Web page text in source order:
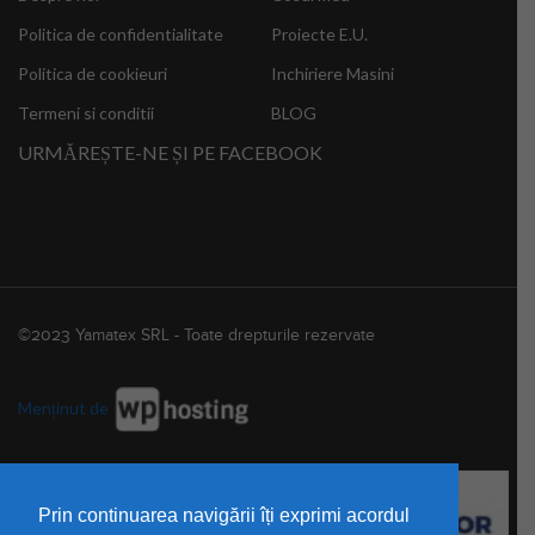
Politica de confidentialitate
Politica de cookieuri
Termeni si conditii
Proiecte E.U.
Inchiriere Masini
BLOG
URMĂREȘTE-NE ȘI PE FACEBOOK
©2023 Yamatex SRL - Toate drepturile rezervate
Menținut de
Prin continuarea navigării îți exprimi acordul